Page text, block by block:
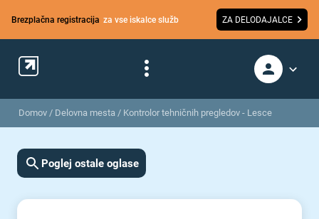
Brezplačna registracija za vse iskalce služb ZA DELODAJALCE
Domov / Delovna mesta / Kontrolor tehničnih pregledov - Lesce
Poglej ostale oglase